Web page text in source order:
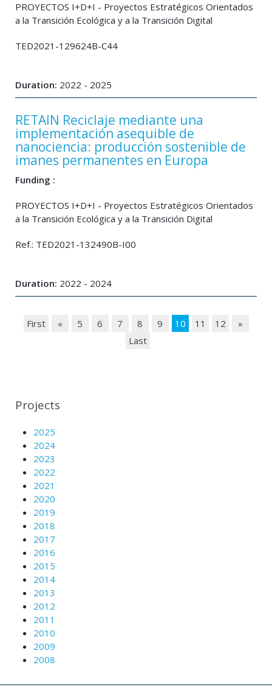
PROYECTOS I+D+I - Proyectos Estratégicos Orientados
a la Transición Ecológica y a la Transición Digital
TED2021-129624B-C44
Duration: 2022 - 2025
RETAIN Reciclaje mediante una
implementación asequible de
nanociencia: producción sostenible de
imanes permanentes en Europa
Funding :
PROYECTOS I+D+I - Proyectos Estratégicos Orientados
a la Transición Ecológica y a la Transición Digital
Ref.: TED2021-132490B-I00
Duration: 2022 - 2024
First « 5 6 7 8 9 10 11 12
»
Last
Projects
2025
2024
2023
2022
2021
2020
2019
2018
2017
2016
2015
2014
2013
2012
2011
2010
2009
2008